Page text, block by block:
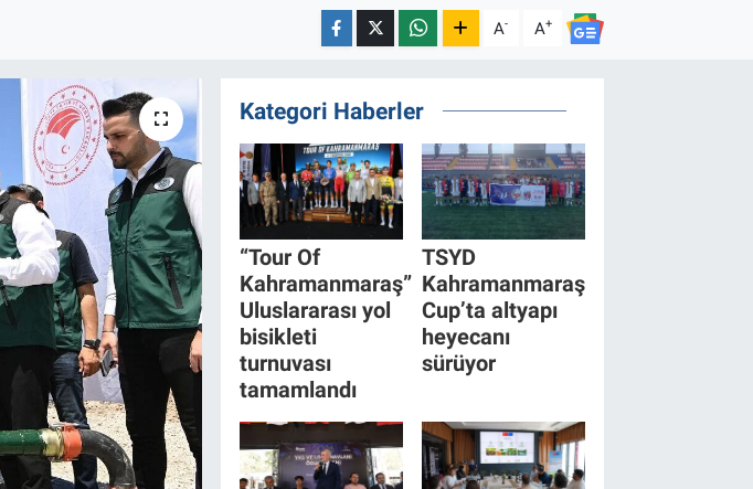
A- A+
Kategori Haberler
“Tour Of
Kahramanmaraş”
Uluslararası yol
bisikleti
turnuvası
tamamlandı
TSYD
Kahramanmaraş
Cup’ta altyapı
heyecanı
sürüyor